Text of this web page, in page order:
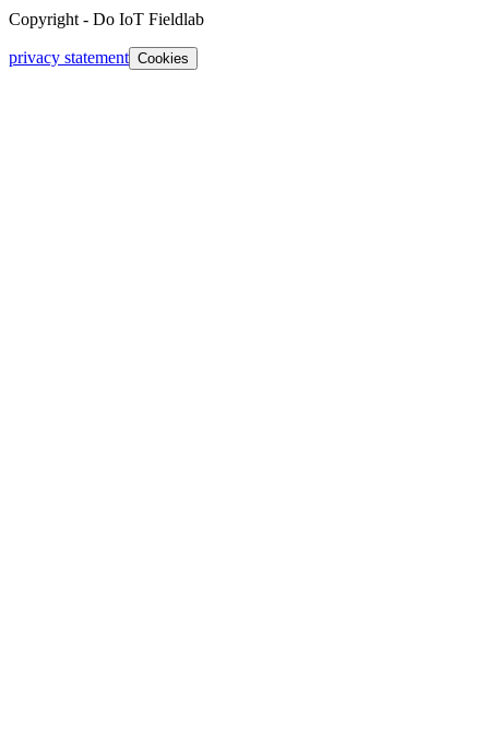
Copyright - Do IoT Fieldlab
privacy statement Cookies